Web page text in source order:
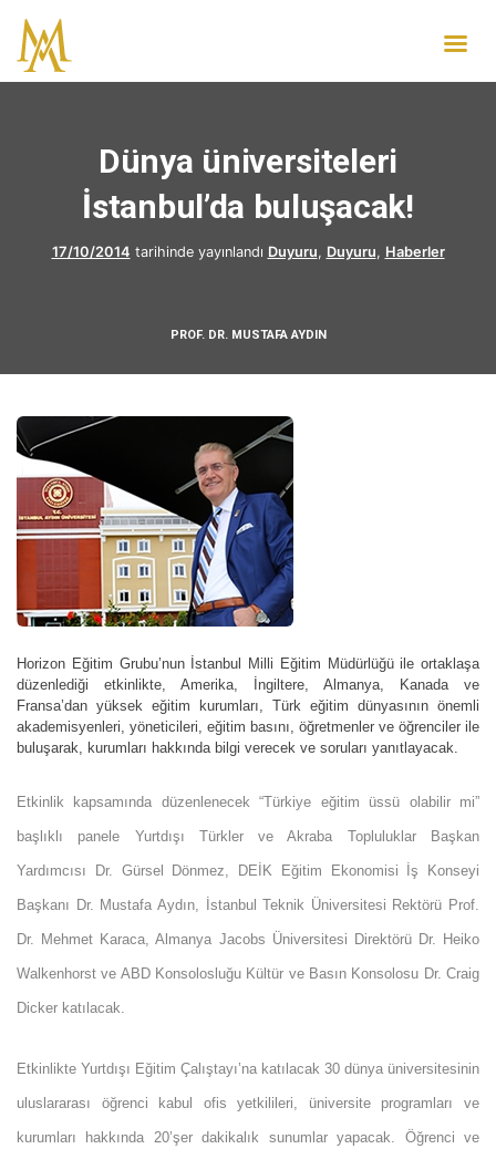
Dünya üniversiteleri
İstanbul’da buluşacak!
17/10/2014 tarihinde yayınlandı Duyuru, Duyuru, Haberler
PROF. DR. MUSTAFA AYDIN
Horizon Eğitim Grubu’nun İstanbul Milli Eğitim Müdürlüğü ile ortaklaşa
düzenlediği etkinlikte, Amerika, İngiltere, Almanya, Kanada ve
Fransa’dan yüksek eğitim kurumları, Türk eğitim dünyasının önemli
akademisyenleri, yöneticileri, eğitim basını, öğretmenler ve öğrenciler ile
buluşarak, kurumları hakkında bilgi verecek ve soruları yanıtlayacak.
Etkinlik kapsamında düzenlenecek “Türkiye eğitim üssü olabilir mi”
başlıklı panele Yurtdışı Türkler ve Akraba Topluluklar Başkan
Yardımcısı Dr. Gürsel Dönmez, DEİK Eğitim Ekonomisi İş Konseyi
Başkanı Dr. Mustafa Aydın, İstanbul Teknik Üniversitesi Rektörü Prof.
Dr. Mehmet Karaca, Almanya Jacobs Üniversitesi Direktörü Dr. Heiko
Walkenhorst ve ABD Konsolosluğu Kültür ve Basın Konsolosu Dr. Craig
Dicker katılacak.
Etkinlikte Yurtdışı Eğitim Çalıştayı’na katılacak 30 dünya üniversitesinin
uluslararası öğrenci kabul ofis yetkilileri, üniversite programları ve
kurumları hakkında 20’şer dakikalık sunumlar yapacak. Öğrenci ve